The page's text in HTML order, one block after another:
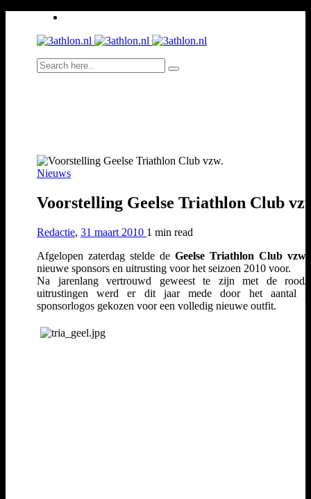
Nieuws
Voorstelling Geelse Triathlon Club
Redactie, 31 maart 2010 1 min read
Afgelopen zaterdag stelde de Geelse Triathlon Club vzw.
nieuwe sponsors en uitrusting voor het seizoen 2010 voor.
Na jarenlang vertrouwd geweest te zijn met de rood/
uitrustingen werd er dit jaar mede door het aantal
sponsorlogos gekozen voor een volledig nieuwe outfit.